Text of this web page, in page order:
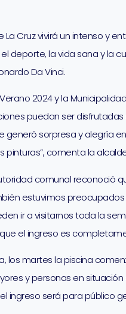
La Cruz vivirá un intenso y
deporte, la vida sana y la
Da Vinci.
2024 y la
puedan ser
generó sorpresa y alegría
pinturas”, comenta la
comunal reconoció
estuvimos
ir a visitarnos toda la
el ingreso es
los martes la piscina
y personas en
ingreso será para público